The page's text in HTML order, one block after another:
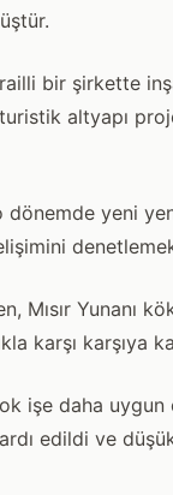
bir şirkette
altyapı
dönemde yeni
Mısır Yunanı
karşı karşıya
işe daha uygun
edildi ve